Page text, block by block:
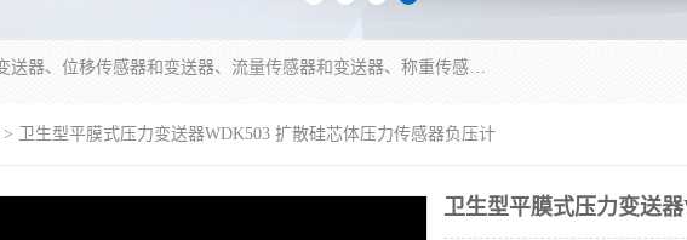
是集开发、生产和经营压力传感器和变送器、位移传感器和变送器、流量传感器和变送器、称重传感器和变送器、测力传感器和变送器、温湿度传感器和变送器、扭矩传感器、智能数显控制仪表等产品的化高新技术企业。
> 卫生型平膜式压力变送器WDK503 扩散硅芯体压力传感器负压计
卫生型平膜式压力变送